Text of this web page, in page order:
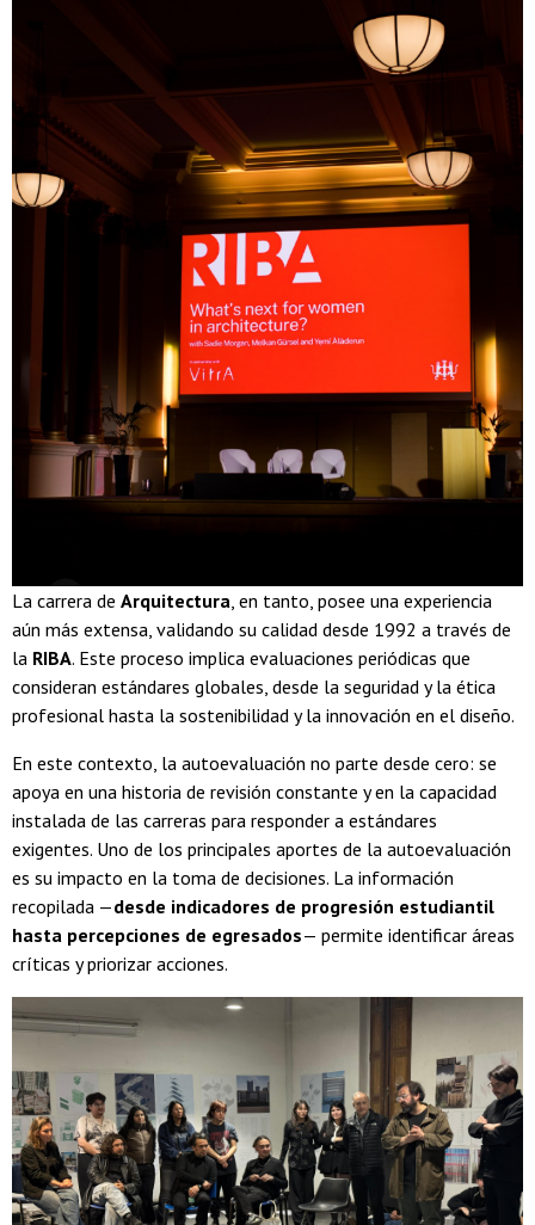
La carrera de Arquitectura, en tanto, posee una experiencia
aún más extensa, validando su calidad desde 1992 a través de
la RIBA. Este proceso implica evaluaciones periódicas que
consideran estándares globales, desde la seguridad y la ética
profesional hasta la sostenibilidad y la innovación en el diseño.
En este contexto, la autoevaluación no parte desde cero: se
apoya en una historia de revisión constante y en la capacidad
instalada de las carreras para responder a estándares
exigentes. Uno de los principales aportes de la autoevaluación
es su impacto en la toma de decisiones. La información
recopilada —desde indicadores de progresión estudiantil
hasta percepciones de egresados— permite identificar áreas
críticas y priorizar acciones.